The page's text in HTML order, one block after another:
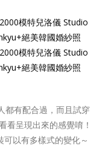
都有配合過，而且試穿
看呈現出來的感覺唷！
以有多樣式的變化～